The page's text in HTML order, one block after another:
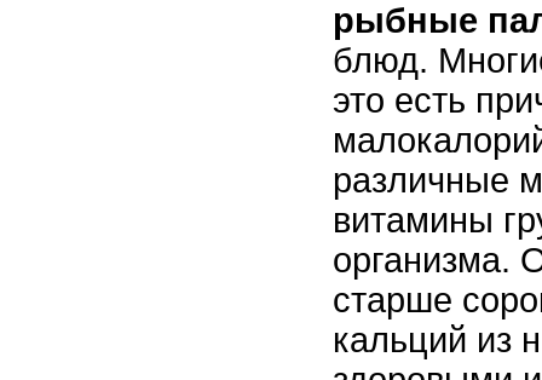
рыбные
блюд.
это есть
различные
витамины
организма.
старше
кальций из